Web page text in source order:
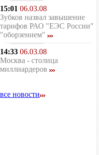
15:01 06.03.08
Зубков назвал завышение
тарифов РАО "ЕЭС России"
"оборзением"
14:33 06.03.08
Москва - столица
миллиардеров
все новости